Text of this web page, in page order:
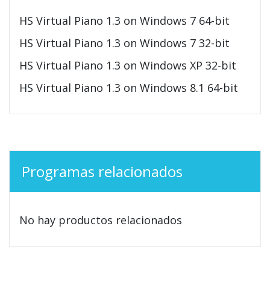
HS Virtual Piano 1.3 on Windows 7 64-bit
HS Virtual Piano 1.3 on Windows 7 32-bit
HS Virtual Piano 1.3 on Windows XP 32-bit
HS Virtual Piano 1.3 on Windows 8.1 64-bit
Programas relacionados
No hay productos relacionados